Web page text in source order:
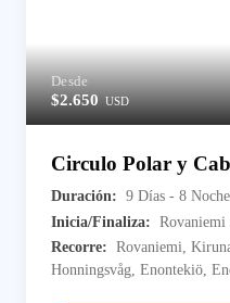
Desde
$2.650USD
Circulo Polar y
Duración: 9 Días - 8
Inicia/Finaliza:
Recorre: Rovaniemi,
Honningsvåg, Enontekiö,